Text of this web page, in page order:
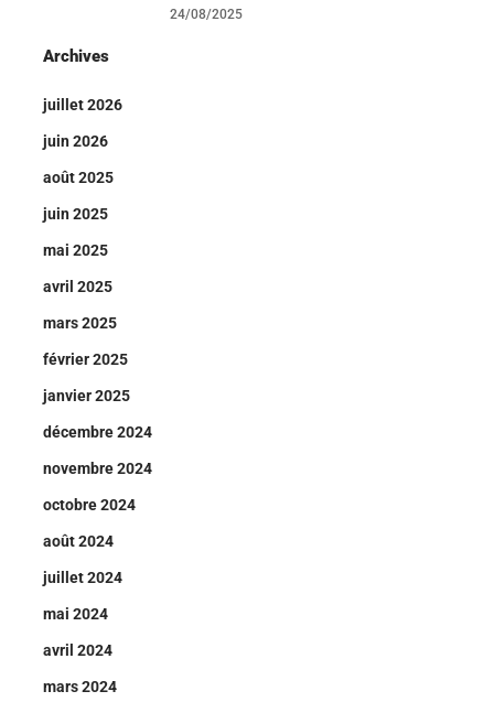
24/08/2025
Archives
juillet 2026
juin 2026
août 2025
juin 2025
mai 2025
avril 2025
mars 2025
février 2025
janvier 2025
décembre 2024
novembre 2024
octobre 2024
août 2024
juillet 2024
mai 2024
avril 2024
mars 2024